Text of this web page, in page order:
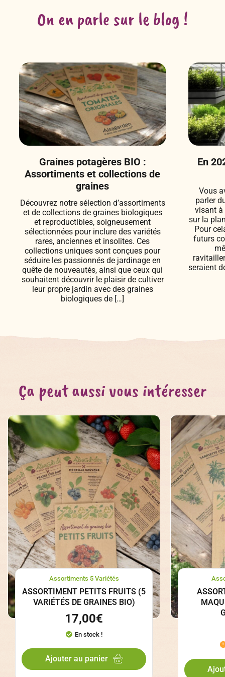
On en parle sur le blog !
Graines potagères BIO :
Assortiments et collections de
graines
Découvrez notre sélection d’assortiments
et de collections de graines biologiques
et reproductibles, soigneusement
sélectionnées pour inclure des variétés
rares, anciennes et insolites. Ces
collections uniques sont conçues pour
séduire les passionnés de jardinage en
quête de nouveautés, ainsi que ceux qui
souhaitent découvrir le plaisir de cultiver
leur propre jardin avec des graines
biologiques de […]
En
Vous
parler
visant à
sur la
Pour
futurs
seraient
Ça peut aussi vous intéresser
Assortiments 5 Variétés
ASSORTIMENT PETITS FRUITS (5
VARIÉTÉS DE GRAINES BIO)
17,00€
En stock !
Ajouter au panier